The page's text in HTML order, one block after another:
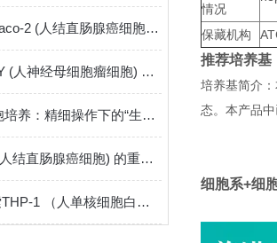
什么是Caco-2 (人结直肠腺癌细胞) ？
SH-SY5Y (人神经母细胞瘤细胞) ：神经系统研究的关键模型
293T细胞培养：精细操作下的“生命摇篮”
Caco-2 (人结直肠腺癌细胞) 的重要性和应用
深入探索THP-1 （人单核细胞白血病）
情况
保藏机构
推荐培养基
培养基简介
态。本产品
细胞系+细